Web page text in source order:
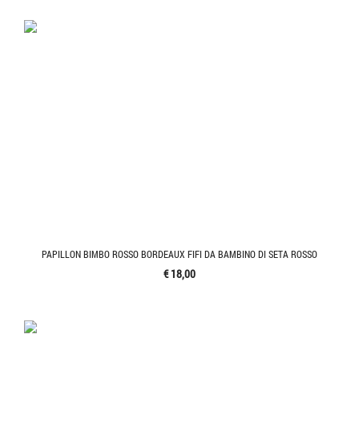
PAPILLON BIMBO ROSSO BORDEAUX FIFI DA BAMBINO DI SETA ROSSO
€ 18,00